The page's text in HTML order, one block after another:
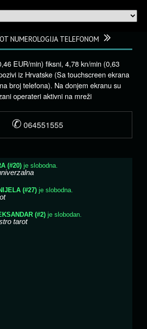
NUMEROLOGIJA TELEFONOM
EUR/min) fiksni, 4,78 kn/min (0,63
iz Hrvatske (Sa touchscreen ekrana
broj telefona). Na donjem ekranu su
operateri aktivni na mreži
✆ 064551555